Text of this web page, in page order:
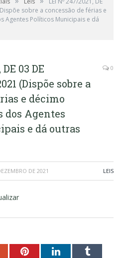
sobre a concessão de férias e
Agentes Políticos Municipais e dá
03 DE
(Dispõe sobre a
e décimo
dos Agentes
e dá outras
0
DE 2021 LEIS
PinterestLinkedInTumblr